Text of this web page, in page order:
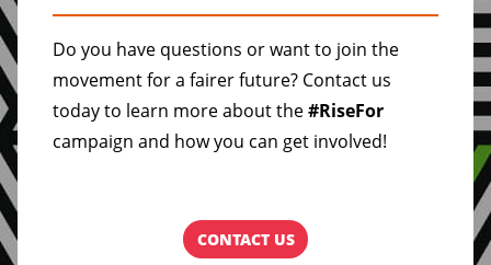
Do you have questions or want to join the
movement for a fairer future? Contact us
today to learn more about the#RiseFor
campaign and how you can get involved!
CONTACT US